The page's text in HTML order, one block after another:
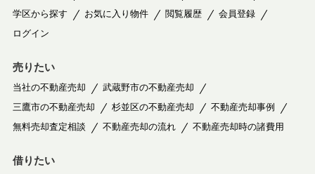
学区から探す
お気に入り物件 閲覧履歴
会員登録
ログイン
売りたい
当社の不動産売却
武蔵野市の不動産売却
三鷹市の不動産売却
杉並区の不動産売却
不動産売却事例
無料売却査定相談
不動産売却の流れ 不動産売却時の諸費用
借りたい